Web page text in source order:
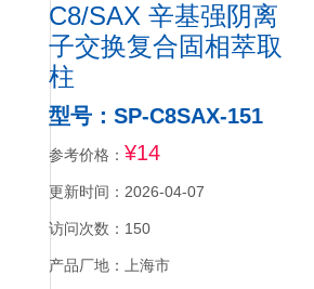
C8/SAX 辛基强阴离
子交换复合固相萃取
柱
型号：SP-C8SAX-151
参考价格： ¥14
更新时间：2026-04-07
访问次数：150
产品厂地：上海市